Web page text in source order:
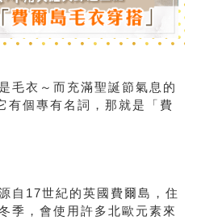
毛衣～而充滿聖誕節氣息的
有個專有名詞，那就是「費
自17世紀的英國費爾島，住
季，會使用許多北歐元素來